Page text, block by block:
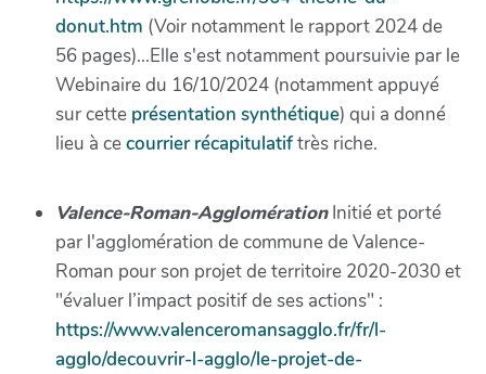
donut.htm (Voir notamment le rapport 2024 de
56 pages)...Elle s'est notamment poursuivie par le
Webinaire du 16/10/2024 (notamment appuyé
sur cette présentation synthétique) qui a donné
lieu à cecourrier récapitulatiftrès riche.
Valence-Roman-AgglomérationInitié et porté
par l'agglomération de commune de Valence-
Roman pour son projet de territoire 2020-2030 et
"évaluer l’impact positif de ses actions" :
https://www.valenceromansagglo.fr/fr/l-
agglo/decouvrir-l-agglo/le-projet-de-